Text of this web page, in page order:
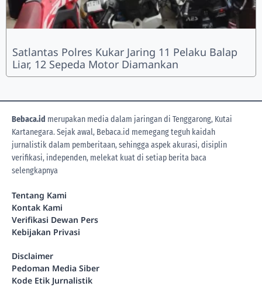
Satlantas Polres Kukar Jaring 11 Pelaku Balap
Liar, 12 Sepeda Motor Diamankan
Bebaca.id merupakan media dalam jaringan di Tenggarong, Kutai
Kartanegara. Sejak awal, Bebaca.id memegang teguh kaidah
jurnalistik dalam pemberitaan, sehingga aspek akurasi, disiplin
verifikasi, independen, melekat kuat di setiap berita baca
selengkapnya
Tentang Kami
Kontak Kami
Verifikasi Dewan Pers
Kebijakan Privasi
Disclaimer
Pedoman Media Siber
Kode Etik Jurnalistik